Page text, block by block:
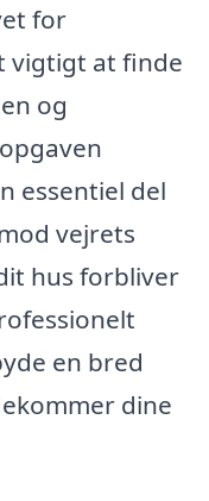
for
vigtigt at finde
og
essentiel del
vejrets
hus forbliver
en bred
dine